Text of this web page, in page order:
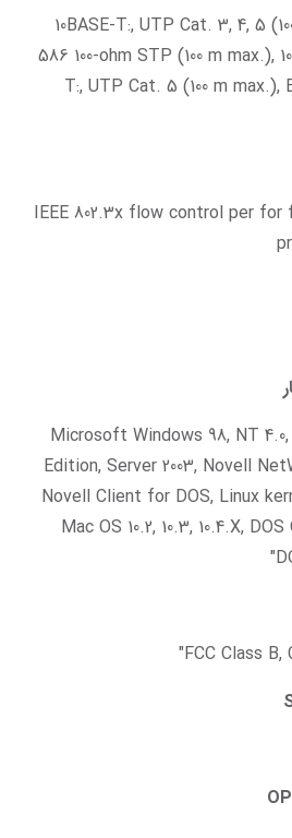
" 10BASE-T:, UTP Cat. 3, 4, 5
586 100-ohm STP (100 m max.),
T:, UTP Cat. 5 (100 m max.),
– IEEE 802.3x flow control per
"Microsoft Windows 98, NT 4.0,
Edition, Server 2003, Novell
Novell Client for DOS, Linux
Mac OS 10.2, 10.3, 10.4.X,